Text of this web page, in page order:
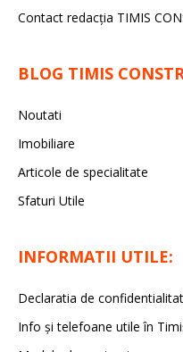
Contact redacția TIMIS
BLOG TIMIS
Noutati
Imobiliare
Articole de specialitate
Sfaturi Utile
INFORMATII UTILE:
Declaratia de
Info și telefoane utile în